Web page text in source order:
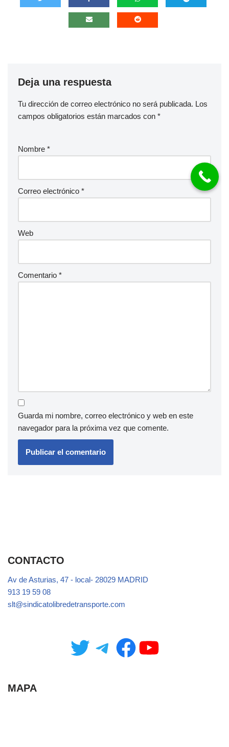
Deja una respuesta
Tu dirección de correo electrónico no será publicada. Los
campos obligatorios están marcados con *
Nombre *
Correo electrónico *
Web
Comentario *
Guarda mi nombre, correo electrónico y web en este
navegador para la próxima vez que comente.
CONTACTO
Av de Asturias, 47 - local- 28029 MADRID
913 19 59 08
slt@sindicatolibredetransporte.com
MAPA